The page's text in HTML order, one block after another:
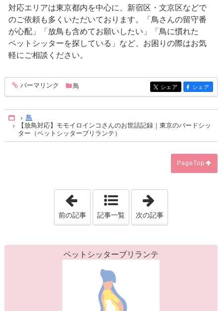
対応エリアは東京都内を中心に、新宿区・文京区などで
のご依頼も多くいただいております。「鳥さんの留守番
が心配」「放鳥も含めてお願いしたい」「鳥に慣れた
ペットシッターを探している」など、お困りの際はお気
軽にご相談ください。
entry329
パーマリンク 鳥 entry329
シェア entry329
シェア
Home
鳥
【放鳥対応】モモイロインコさんのお世話記録｜東京のバードシッ
ター（ペットシッターブリランテ）
PageTop
「新宿区・文京区｜チンチラ対応ブリ
前の記事 記事一覧 次の記事
ペットシッターブリランテ